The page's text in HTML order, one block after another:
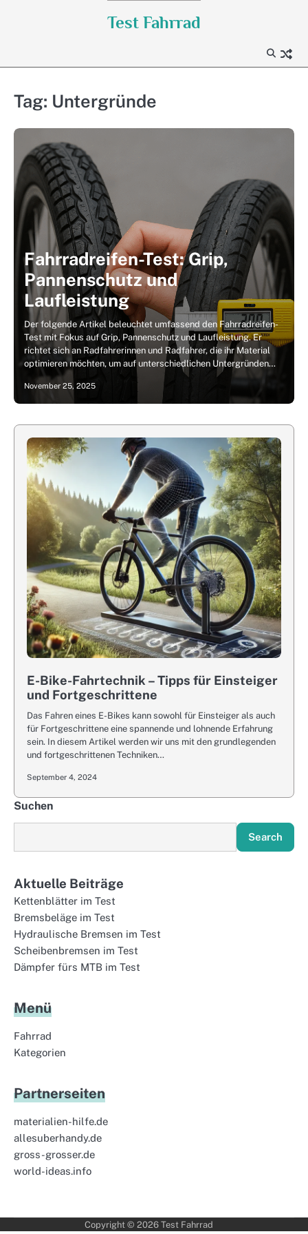
Test Fahrrad
Tag: Untergründe
Fahrradreifen-Test: Grip,
Pannenschutz und
Laufleistung
Der folgende Artikel beleuchtet umfassend den Fahrradreifen-
Test mit Fokus auf Grip, Pannenschutz und Laufleistung. Er
richtet sich an Radfahrerinnen und Radfahrer, die ihr Material
optimieren möchten, um auf unterschiedlichen Untergründen…
November 25, 2025
E-Bike-Fahrtechnik – Tipps für Einsteiger
und Fortgeschrittene
Das Fahren eines E-Bikes kann sowohl für Einsteiger als auch
für Fortgeschrittene eine spannende und lohnende Erfahrung
sein. In diesem Artikel werden wir uns mit den grundlegenden
und fortgeschrittenen Techniken…
September 4, 2024
Suchen
Search
Aktuelle Beiträge
Kettenblätter im Test
Bremsbeläge im Test
Hydraulische Bremsen im Test
Scheibenbremsen im Test
Dämpfer fürs MTB im Test
Menü
Fahrrad
Kategorien
Partnerseiten
materialien-hilfe.de
allesuberhandy.de
gross-grosser.de
world-ideas.info
Copyright © 2026 Test Fahrrad